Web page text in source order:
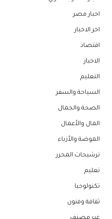
اخبار مصر
اخر الاخبار
اقتصاد
الاخبار
التعليم
السياحة والسفر
الصحة والجمال
المال والأعمال
الموضة والأزياء
ترشيحات المحرر
تعليم
تكنولوجيا
ثقافة وفنون